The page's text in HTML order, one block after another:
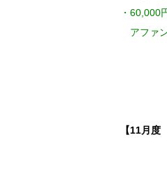
・60,000
アファ
【11月